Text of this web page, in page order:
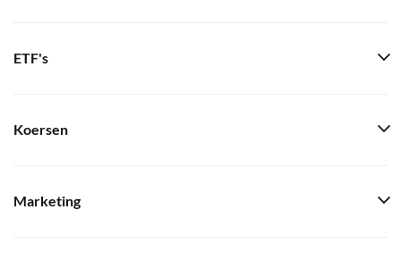
ETF's
Koersen
Marketing